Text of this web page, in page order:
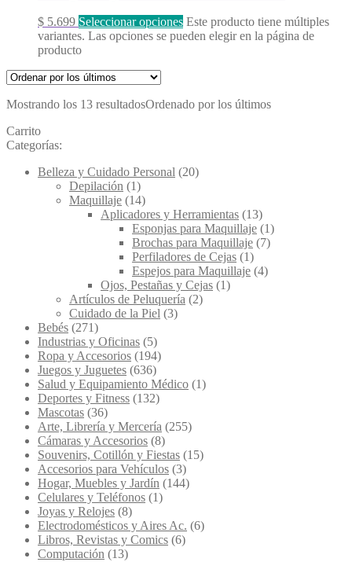
$ 5.699 Seleccionar opciones Este producto tiene múltiples
variantes. Las opciones se pueden elegir en la página de
producto
Mostrando los 13 resultadosOrdenado por los últimos
Carrito
Categorías:
Belleza y Cuidado Personal (20)
Depilación (1)
Maquillaje (14)
Aplicadores y Herramientas (13)
Esponjas para Maquillaje (1)
Brochas para Maquillaje (7)
Perfiladores de Cejas (1)
Espejos para Maquillaje (4)
Ojos, Pestañas y Cejas (1)
Artículos de Peluquería (2)
Cuidado de la Piel (3)
Bebés (271)
Industrias y Oficinas (5)
Ropa y Accesorios (194)
Juegos y Juguetes (636)
Salud y Equipamiento Médico (1)
Deportes y Fitness (132)
Mascotas (36)
Arte, Librería y Mercería (255)
Cámaras y Accesorios (8)
Souvenirs, Cotillón y Fiestas (15)
Accesorios para Vehículos (3)
Hogar, Muebles y Jardín (144)
Celulares y Teléfonos (1)
Joyas y Relojes (8)
Electrodomésticos y Aires Ac. (6)
Libros, Revistas y Comics (6)
Computación (13)